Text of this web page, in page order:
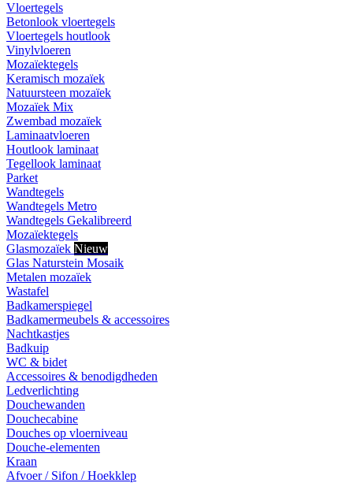
Vloertegels
Betonlook vloertegels
Vloertegels houtlook
Vinylvloeren
Mozaïektegels
Keramisch mozaïek
Natuursteen mozaïek
Mozaïek Mix
Zwembad mozaïek
Laminaatvloeren
Houtlook laminaat
Tegellook laminaat
Parket
Wandtegels
Wandtegels Metro
Wandtegels Gekalibreerd
Mozaïektegels
Glasmozaïek Nieuw
Glas Naturstein Mosaik
Metalen mozaïek
Wastafel
Badkamerspiegel
Badkamermeubels & accessoires
Nachtkastjes
Badkuip
WC & bidet
Accessoires & benodigdheden
Ledverlichting
Douchewanden
Douchecabine
Douches op vloerniveau
Douche-elementen
Kraan
Afvoer / Sifon / Hoekklep